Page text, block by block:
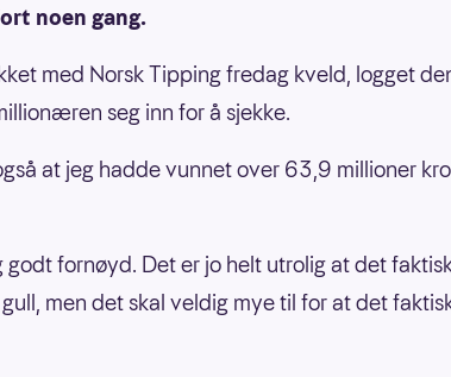
noen gang.
med Norsk Tipping fredag kveld, logget
seg inn for å sjekke.
at jeg hadde vunnet over 63,9 millioner
godt fornøyd. Det er jo helt utrolig at det
men det skal veldig mye til for at det